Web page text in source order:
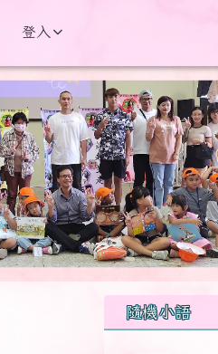
登入
右邊區
隨機小語